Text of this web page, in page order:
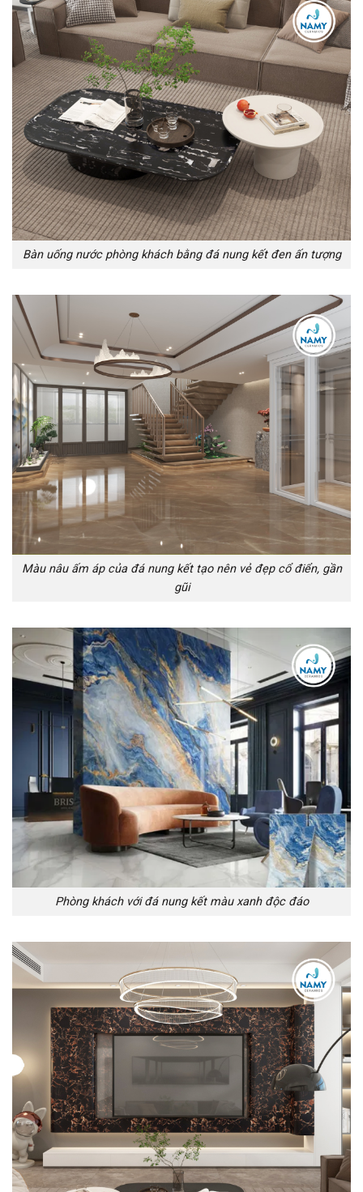
Bàn uống nước phòng khách bằng đá nung kết đen ấn tượng
Màu nâu ấm áp của đá nung kết tạo nên vẻ đẹp cổ điển, gần
gũi
Phòng khách với đá nung kết màu xanh độc đáo